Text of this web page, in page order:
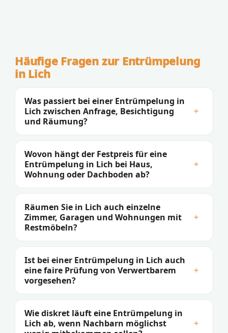
Häufige Fragen zur Entrümpelung
in Lich
Was passiert bei einer Entrümpelung in
Lich zwischen Anfrage, Besichtigung
und Räumung?
+
Wovon hängt der Festpreis für eine
Entrümpelung in Lich bei Haus,
Wohnung oder Dachboden ab?
+
Räumen Sie in Lich auch einzelne
Zimmer, Garagen und Wohnungen mit
Restmöbeln?
+
Ist bei einer Entrümpelung in Lich auch
eine faire Prüfung von Verwertbarem
vorgesehen?
+
Wie diskret läuft eine Entrümpelung in
Lich ab, wenn Nachbarn möglichst
+